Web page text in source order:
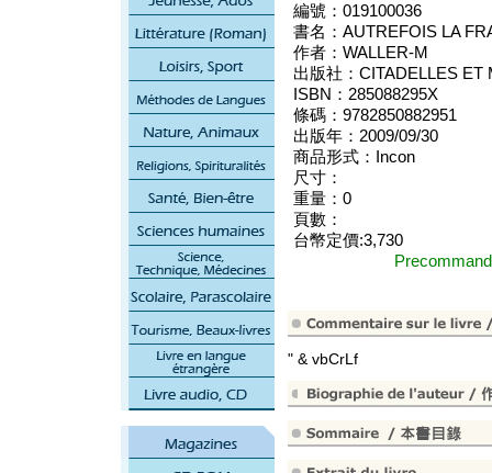
編號：019100036
書名：AUTREFOIS LA
作者：WALLER-M
出版社：CITADELLES
ISBN：285088295X
條碼：9782850882951
出版年：2009/09/30
商品形式：Incon
尺寸：
重量：0
頁數：
台幣定價:3,730
" & vbCrLf